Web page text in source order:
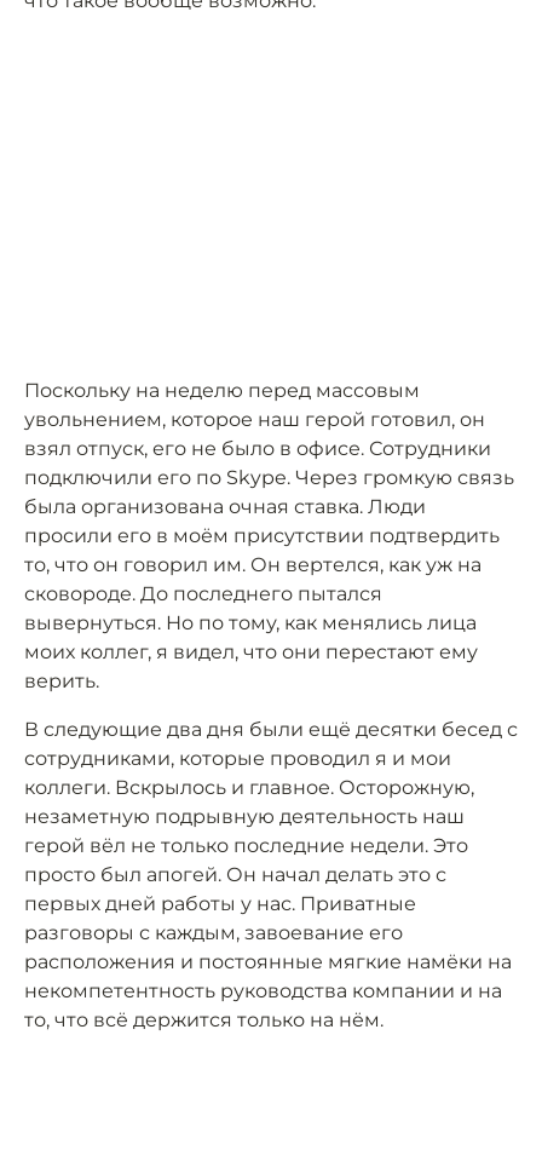
Поскольку на неделю перед массовым
увольнением, которое наш герой готовил, он
взял отпуск, его не было в офисе. Сотрудники
подключили его по Skype. Через громкую связь
была организована очная ставка. Люди
просили его в моём присутствии подтвердить
то, что он говорил им. Он вертелся, как уж на
сковороде. До последнего пытался
вывернуться. Но по тому, как менялись лица
моих коллег, я видел, что они перестают ему
верить.
В следующие два дня были ещё десятки бесед с
сотрудниками, которые проводил я и мои
коллеги. Вскрылось и главное. Осторожную,
незаметную подрывную деятельность наш
герой вёл не только последние недели. Это
просто был апогей. Он начал делать это с
первых дней работы у нас. Приватные
разговоры с каждым, завоевание его
расположения и постоянные мягкие намёки на
некомпетентность руководства компании и на
то, что всё держится только на нём.